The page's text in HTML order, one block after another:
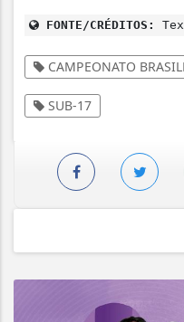
FONTE/CRÉDITOS:
CAMPEONATO
SUB-17